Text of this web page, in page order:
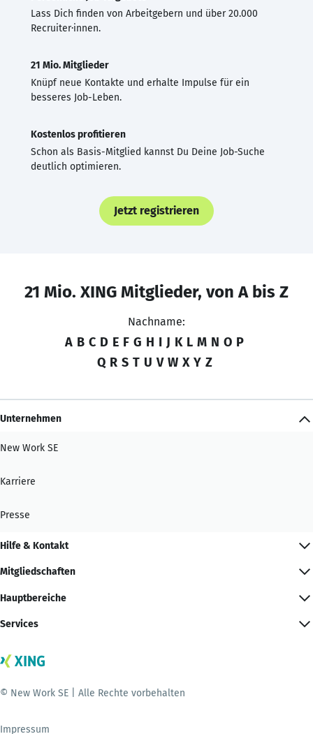
Lass Dich finden von Arbeitgebern und über 20.000
Recruiter·innen.
21 Mio. Mitglieder
Knüpf neue Kontakte und erhalte Impulse für ein
besseres Job-Leben.
Kostenlos profitieren
Schon als Basis-Mitglied kannst Du Deine Job-Suche
deutlich optimieren.
Jetzt registrieren
21 Mio. XING Mitglieder, von A bis Z
Nachname:
A B C D E F G H I J K L M N O P
Q R S T U V W X Y Z
Unternehmen
New Work SE
Karriere
Presse
Hilfe & Kontakt
Mitgliedschaften
Hauptbereiche
Services
© New Work SE | Alle Rechte vorbehalten
Impressum